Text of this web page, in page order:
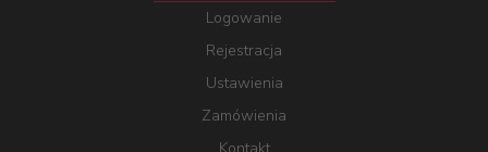
Logowanie
Rejestracja
Ustawienia
Zamówienia